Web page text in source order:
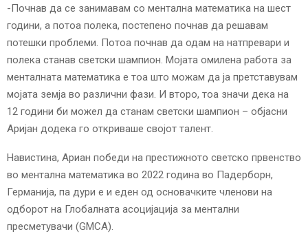
-Почнав да се занимавам со ментална математика на шест
години, а потоа полека, постепено почнав да решавам
потешки проблеми. Потоа почнав да одам на натпревари и
полека станав светски шампион. Мојата омилена работа за
менталната математика е тоа што можам да ја претставувам
мојата земја во различни фази. И второ, тоа значи дека на
12 години би можел да станам светски шампион – објасни
Аријан додека го откриваше својот талент.
Навистина, Ариан победи на престижното светско првенство
во ментална математика во 2022 година во Падерборн,
Германија, па дури е и еден од основачките членови на
одборот на Глобалната асоцијација за ментални
пресметувачи (GMCA).